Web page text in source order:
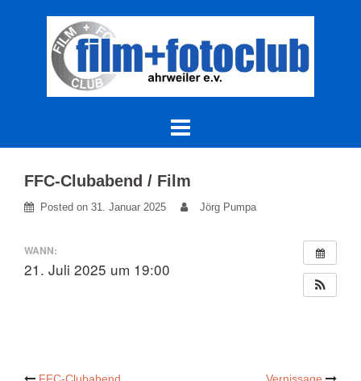
FFC-Clubabend / Film
Posted on 31. Januar 2025 Jörg Pumpa
WANN:
21. Juli 2025 um 19:00